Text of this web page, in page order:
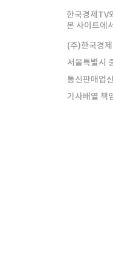
한경
모바
한국경제TV
본 사이트에
(주)한국경제
서울특별시
통신판매업
기사배열 책